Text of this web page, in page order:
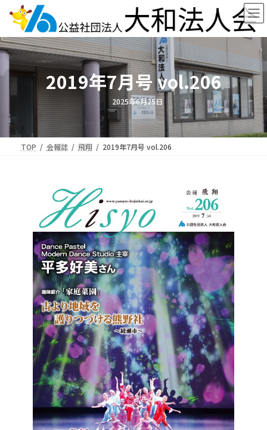
ン
ツ
ス
ー
シ
ン
2019年7月号 vol.206
2025年6月25日
TOP 会報誌 飛翔 2019年7月号 vol.206